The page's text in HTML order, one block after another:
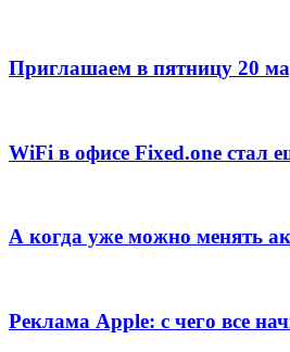
Приглашаем в пятницу 20
WiFi в офисе Fixed.one стал
А когда уже можно менять
Реклама Apple: с чего все